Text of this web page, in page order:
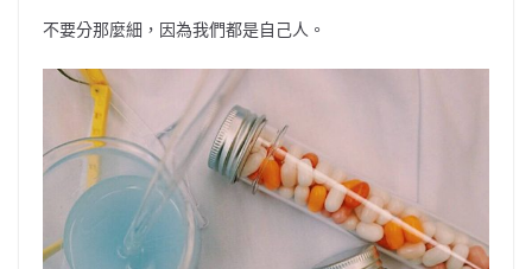
不要分那麼細，因為我們都是自己人。